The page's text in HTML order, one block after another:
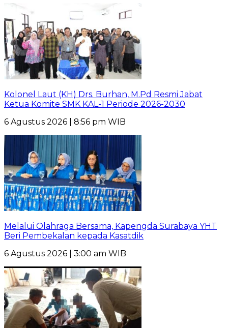
Kolonel Laut (KH) Drs. Burhan, M.Pd Resmi Jabat
Ketua Komite SMK KAL-1 Periode 2026-2030
6 Agustus 2026 | 8:56 pm WIB
Melalui Olahraga Bersama, Kapengda Surabaya YHT
Beri Pembekalan kepada Kasatdik
6 Agustus 2026 | 3:00 am WIB